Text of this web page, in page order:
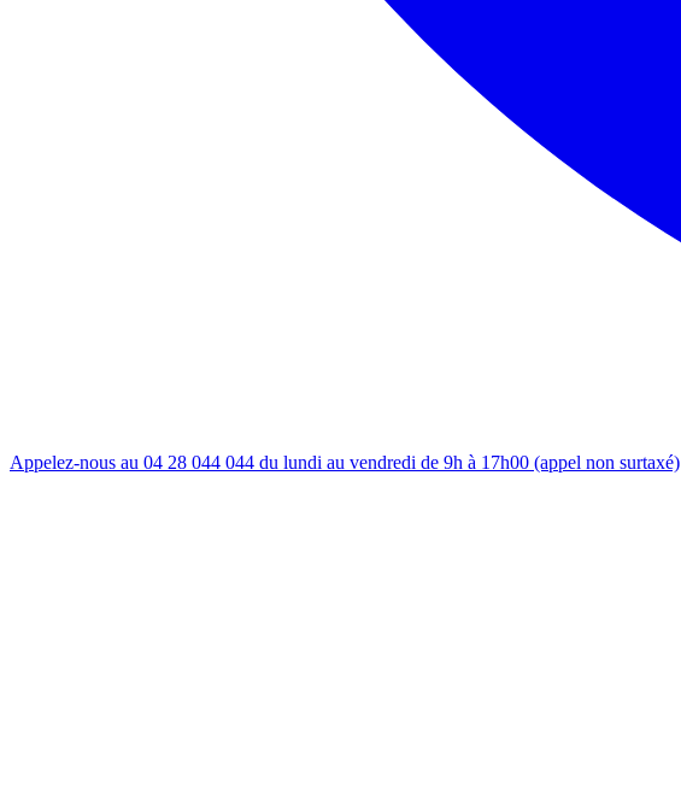
Appelez-nous au 04 28 044 044 du lundi au vendredi de 9h à 17h00 (appel non surtaxé)